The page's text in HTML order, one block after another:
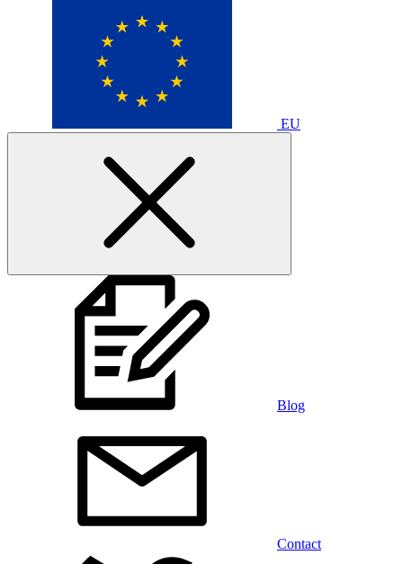
EU
Blog
Contact